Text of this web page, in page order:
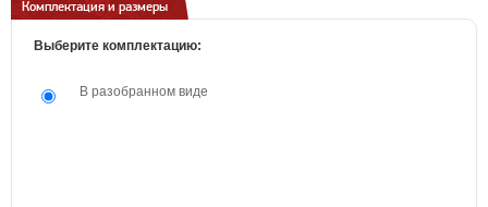
Комплектация и размеры
Выберите комплектацию:
В разобранном виде